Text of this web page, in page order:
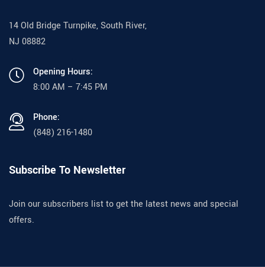
14 Old Bridge Turnpike, South River,
NJ 08882
Opening Hours:
8:00 AM – 7:45 PM
Phone:
(848) 216-1480
Subscribe To Newsletter
Join our subscribers list to get the latest news and special
offers.